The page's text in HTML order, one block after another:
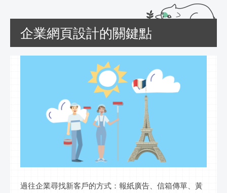
企業網頁設計的關鍵點
過往企業尋找新客戶的方式：報紙廣告、信箱傳單、黃